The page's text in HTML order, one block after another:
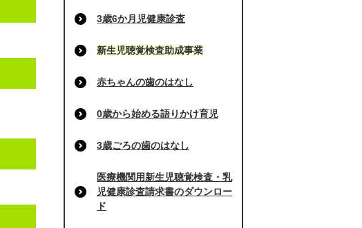
3歳6か月児健康診査
新生児聴覚検査助成事業
赤ちゃんの歯のはなし
0歳から始める語りかけ育児
3歳ごろの歯のはなし
医療機関用新生児聴覚検査・乳
児健康診査請求書のダウンロー
ド